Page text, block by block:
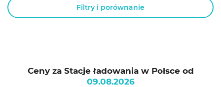
Filtry i porównanie
Ceny za Stacje ładowania w Polsce od
09.08.2026